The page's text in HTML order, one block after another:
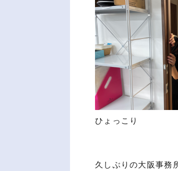
ひょっこり
久しぶりの大阪事務